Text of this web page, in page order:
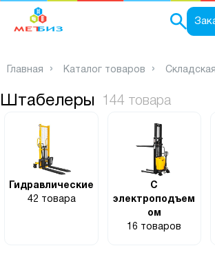
Главная Каталог товаров
Штабелеры 144 товара
Гидравлические
42 товара
С
электроподъем
ом
16 товаров